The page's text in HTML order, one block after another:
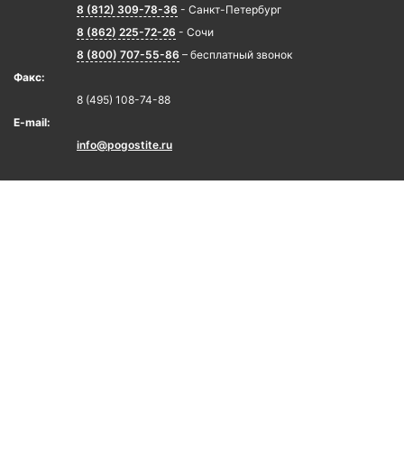
8 (812) 309-78-36 - Санкт-Петербург
8 (862) 225-72-26 - Сочи
8 (800) 707-55-86 – бесплатный звонок
Факс:
8 (495) 108-74-88
E-mail:
info@pogostite.ru